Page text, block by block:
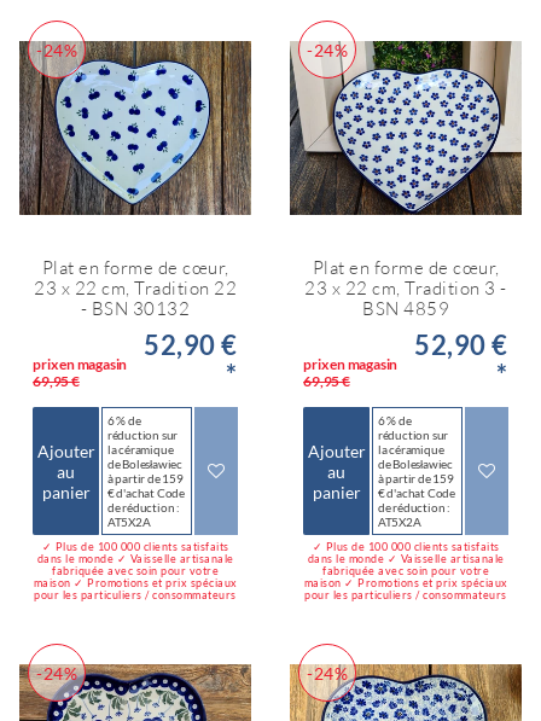
-24%
Plat en forme de cœur,
23 x 22 cm, Tradition 22
- BSN 30132
prix en magasin
69,95 €
52,90 €
*
Ajouter
au
panier
6 % de
réduction sur
la céramique
de Bolesławiec
à partir de 159
€ d'achat Code
de réduction :
AT5X2A
✓ Plus de 100 000 clients satisfaits
dans le monde ✓ Vaisselle artisanale
fabriquée avec soin pour votre
maison ✓ Promotions et prix spéciaux
pour les particuliers / consommateurs
-24%
Plat en forme de cœur,
23 x 22 cm, Tradition 3 -
BSN 4859
prix en magasin
69,95 €
52,90 €
*
Ajouter
au
panier
6 % de
réduction sur
la céramique
de Bolesławiec
à partir de 159
€ d'achat Code
de réduction :
AT5X2A
✓ Plus de 100 000 clients satisfaits
dans le monde ✓ Vaisselle artisanale
fabriquée avec soin pour votre
maison ✓ Promotions et prix spéciaux
pour les particuliers / consommateurs
-24% -24%